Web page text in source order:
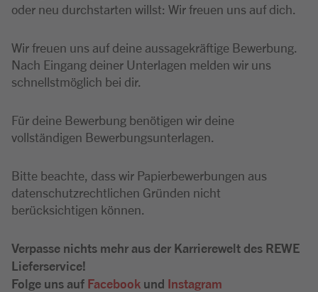
oder neu durchstarten willst: Wir freuen uns auf dich.
Wir freuen uns auf deine aussagekräftige Bewerbung.
Nach Eingang deiner Unterlagen melden wir uns
schnellstmöglich bei dir.
Für deine Bewerbung benötigen wir deine
vollständigen Bewerbungsunterlagen.
Bitte beachte, dass wir Papierbewerbungen aus
datenschutzrechtlichen Gründen nicht
berücksichtigen können.
Verpasse nichts mehr aus der Karrierewelt des REWE
Lieferservice!
Folge uns auf Facebook und Instagram